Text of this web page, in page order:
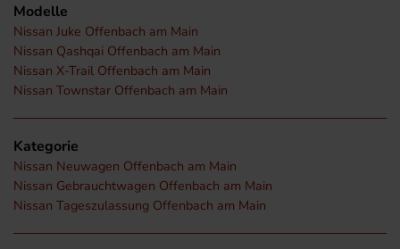
Modelle
Nissan Juke Offenbach am Main
Nissan Qashqai Offenbach am Main
Nissan X-Trail Offenbach am Main
Nissan Townstar Offenbach am Main
Kategorie
Nissan Neuwagen Offenbach am Main
Nissan Gebrauchtwagen Offenbach am Main
Nissan Tageszulassung Offenbach am Main